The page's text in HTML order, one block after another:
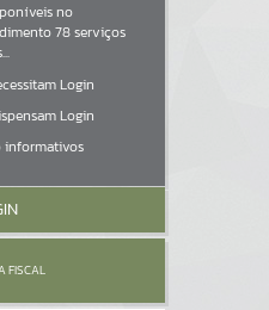
no
78serviços
Login
Login
informativos
FISCAL